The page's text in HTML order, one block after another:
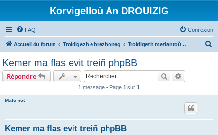
Korvigelloù An DROUIZIG
FAQ Connexion
Accueil du forum Troidigezh e brezhoneg Troidigezh meziantoù all (frank a wirioù evit an darn vrasañ anezho)
Kemer ma flas evit treiñ phpBB
Répondre Rechercher
1 message • Page 1 sur 1
Malo-net
Kemer ma flas evit treiñ phpBB